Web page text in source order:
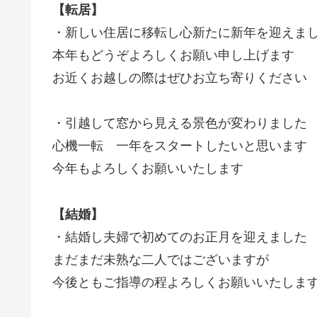
【転居】
・新しい住居に移転し心新たに新年を迎えま
本年もどうぞよろしくお願い申し上げます
お近くお越しの際はぜひお立ち寄りください
・引越して窓から見える景色が変わりました
心機一転 一年をスタートしたいと思います
今年もよろしくお願いいたします
【結婚】
・結婚し夫婦で初めてのお正月を迎えました
まだまだ未熟な二人ではございますが
今後ともご指導の程よろしくお願いいたしま